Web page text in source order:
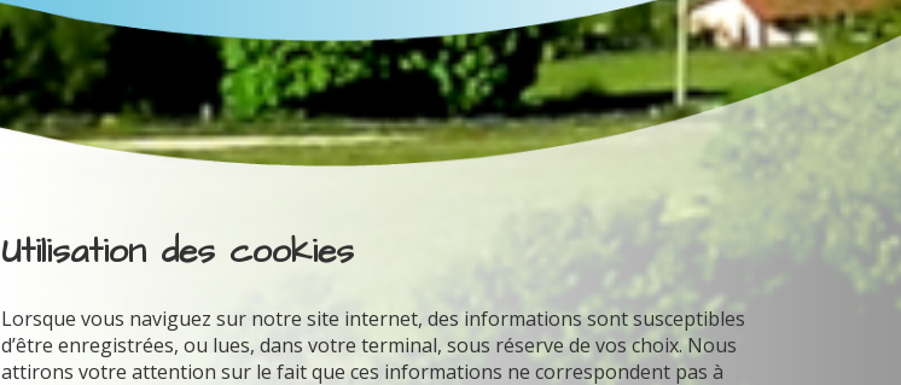
Utilisation des cookies
Lorsque vous naviguez sur notre site internet, des informations sont susceptibles
d’être enregistrées, ou lues, dans votre terminal, sous réserve de vos choix. Nous
attirons votre attention sur le fait que ces informations ne correspondent pas à